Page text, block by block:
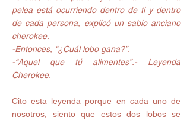
pelea está ocurriendo dentro de ti y dentro
de cada persona, explicó un sabio anciano
cherokee.
-Entonces, “¿Cuál lobo gana?”.
-“Aquel que tú alimentes”.- Leyenda
Cherokee.
Cito esta leyenda porque en cada uno de
nosotros, siento que estos dos lobos se